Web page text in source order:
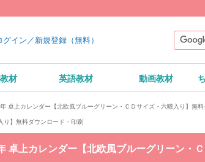
グイン／新規登録（無料）
材 英語教材 動画教材
卓上カレンダー【北欧風ブルーグリーン・ＣＤサイズ・六曜入り】無料
】無料ダウンロード・印刷
卓上カレンダー【北欧風ブルーグリーン・